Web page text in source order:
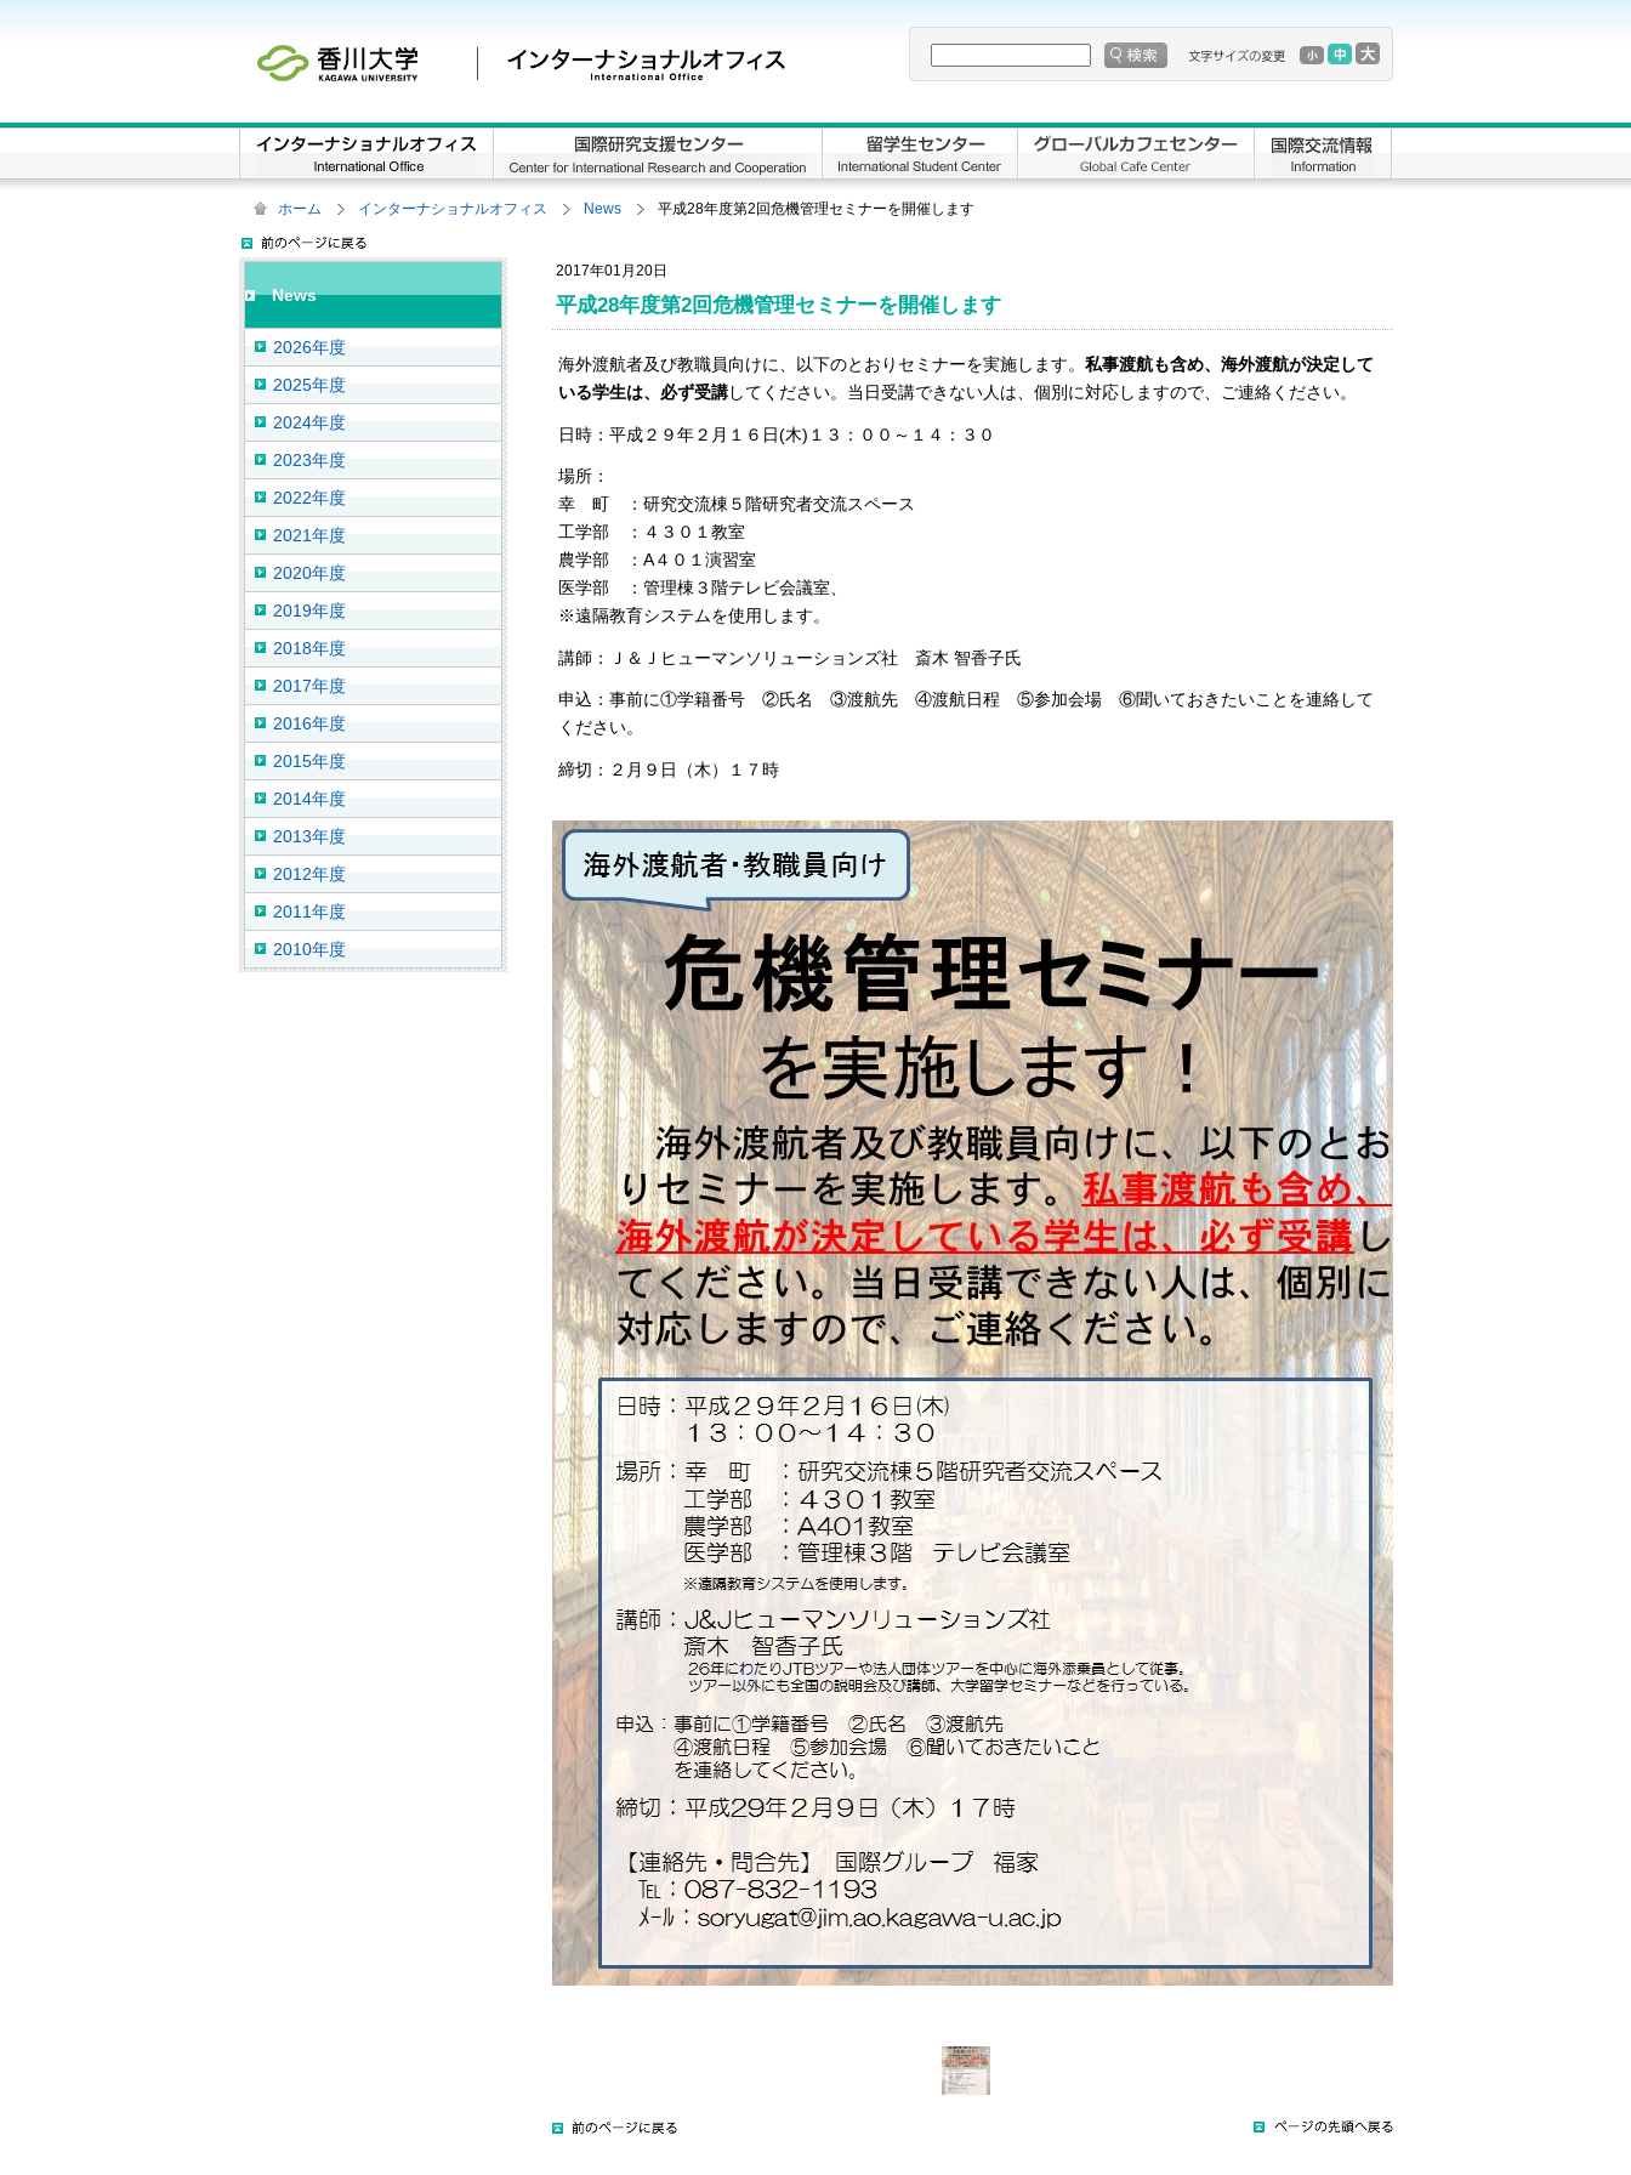
ホーム インターナショナルオフィス News 平成28年度第2回危機管理セミナーを開催します
2017年01月20日
平成28年度第2回危機管理セミナーを開催します
海外渡航者及び教職員向けに、以下のとおりセミナーを実施します。 私事渡航も含め、海外渡航が決定して
いる学生は、必ず受講してください。当日受講できない人は、個別に対応しますので、ご連絡ください。
日時：平成２９年２月１６日(木)１３：００～１４：３０
場所：
幸 町 ：研究交流棟５階研究者交流スペース
工学部 ：４３０１教室
農学部 ：A４０１演習室
医学部 ：管理棟３階テレビ会議室、
※遠隔教育システムを使用します。
講師：Ｊ＆Ｊヒューマンソリューションズ社 斎木 智香子氏
申込：事前に①学籍番号 ②氏名 ③渡航先 ④渡航日程 ⑤参加会場 ⑥聞いておきたいことを連絡して
ください。
締切：２月９日（木）１７時
News
2026年度
2025年度
2024年度
2023年度
2022年度
2021年度
2020年度
2019年度
2018年度
2017年度
2016年度
2015年度
2014年度
2013年度
2012年度
2011年度
2010年度